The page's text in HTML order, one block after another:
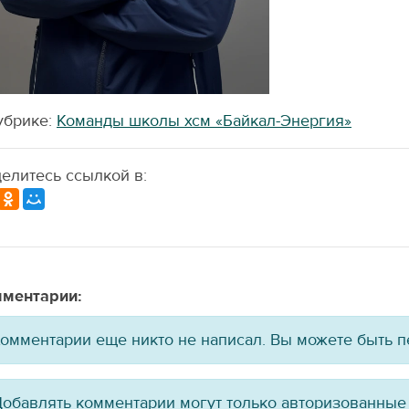
Команды школы хсм «Байкал-Энергия»
ссылкой в:
еще никто не написал. Вы можете быть
комментарии могут только